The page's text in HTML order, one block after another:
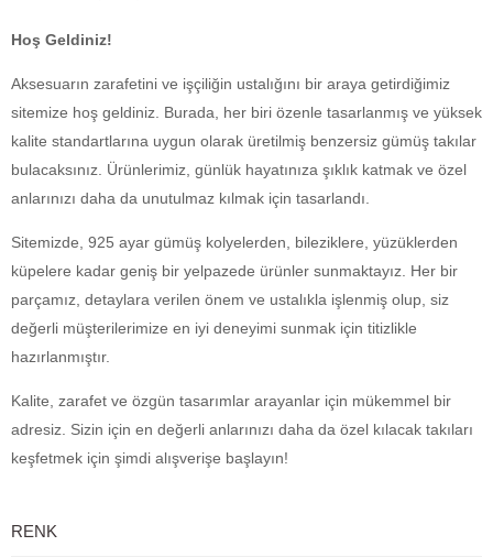
Hoş Geldiniz!
Aksesuarın zarafetini ve işçiliğin ustalığını bir araya getirdiğimiz
sitemize hoş geldiniz. Burada, her biri özenle tasarlanmış ve yüksek
kalite standartlarına uygun olarak üretilmiş benzersiz gümüş takılar
bulacaksınız. Ürünlerimiz, günlük hayatınıza şıklık katmak ve özel
anlarınızı daha da unutulmaz kılmak için tasarlandı.
Sitemizde, 925 ayar gümüş kolyelerden, bileziklere, yüzüklerden
küpelere kadar geniş bir yelpazede ürünler sunmaktayız. Her bir
parçamız, detaylara verilen önem ve ustalıkla işlenmiş olup, siz
değerli müşterilerimize en iyi deneyimi sunmak için titizlikle
hazırlanmıştır.
Kalite, zarafet ve özgün tasarımlar arayanlar için mükemmel bir
adresiz. Sizin için en değerli anlarınızı daha da özel kılacak takıları
keşfetmek için şimdi alışverişe başlayın!
RENK